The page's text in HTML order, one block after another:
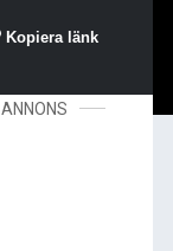
Kopiera länk
ANNONS